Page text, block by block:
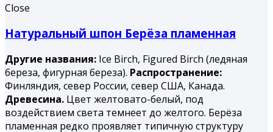
Close
Натуральный шпон Берёза пламенная
Другие названия: Ice Birch, Figured Birch (ледяная
береза, фигурная береза). Распространение:
Финляндия, север России, север США, Канада.
Древесина. Цвет желтовато-белый, под
воздействием света темнеет до желтого. Берёза
пламенная редко проявляет типичную структуру